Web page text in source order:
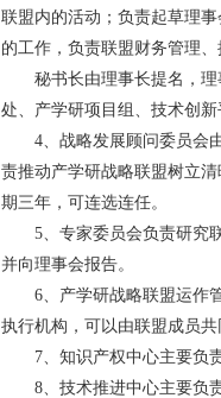
联盟内的活动；负责起草理
的工作，负责联盟财务管理
秘书长由理事长提名，
处、产学研项目组、技术创
4、战略发展顾问委员会
责推动产学研战略联盟树立
期三年，可连选连任。
5、专家委员会负责研究
并向理事会报告。
6、产学研战略联盟运作
执行机构，可以由联盟成员
7、知识产权中心主要负
8、技术推进中心主要负